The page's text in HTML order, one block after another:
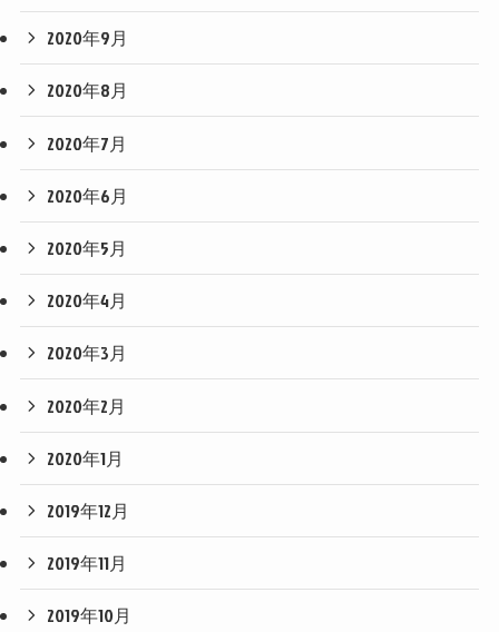
2020年9月
2020年8月
2020年7月
2020年6月
2020年5月
2020年4月
2020年3月
2020年2月
2020年1月
2019年12月
2019年11月
2019年10月